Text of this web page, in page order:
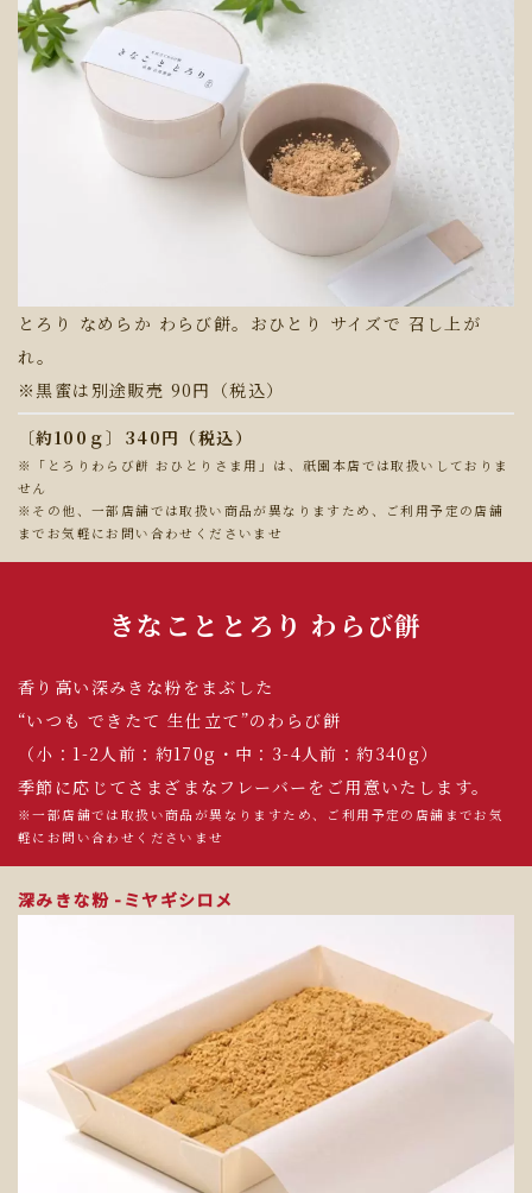
とろり なめらか わらび餅。おひとり サイズで 召し上が
れ。
※黒蜜は別途販売 90円（税込）
〔約100ｇ〕340円（税込）
※「とろりわらび餅 おひとりさま用」は、祇園本店では取扱いしておりま
せん
※その他、一部店舗では取扱い商品が異なりますため、ご利用予定の店舗
までお気軽にお問い合わせくださいませ
きなこととろり わらび餅
香り高い深みきな粉をまぶした
“いつも できたて 生仕立て”のわらび餅
（小：1-2人前：約170g・中：3-4人前：約340g）
季節に応じてさまざまなフレーバーをご用意いたします。
※一部店舗では取扱い商品が異なりますため、ご利用予定の店舗までお気
軽にお問い合わせくださいませ
深みきな粉 -ミヤギシロメ